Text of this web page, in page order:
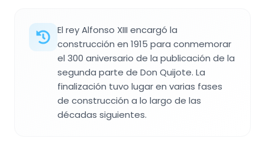
El rey Alfonso XIII encargó la
construcción en 1915 para conmemorar
el 300 aniversario de la publicación de la
segunda parte de Don Quijote. La
finalización tuvo lugar en varias fases
de construcción a lo largo de las
décadas siguientes.